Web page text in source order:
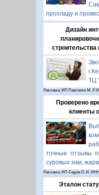
прохладу и
Дизайн
ТЦ
Реклама: ИП Павленко М. Р.
Проверено
клиенты
точные отзывы
суровых зим,
Реклама: ИП Седов О. И. ИНН
Эталон